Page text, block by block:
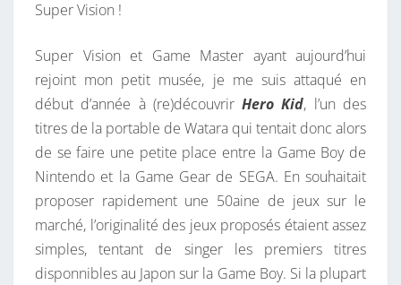
Super Vision !
Super Vision et Game Master ayant aujourd’hui
rejoint mon petit musée, je me suis attaqué en
début d’année à (re)découvrirHero Kid, l’un des
titres de la portable de Watara qui tentait donc alors
de se faire une petite place entre la Game Boy de
Nintendo et la Game Gear de SEGA. En souhaitait
proposer rapidement une 50aine de jeux sur le
marché, l’originalité des jeux proposés étaient assez
simples, tentant de singer les premiers titres
disponnibles au Japon sur la Game Boy. Si la plupart